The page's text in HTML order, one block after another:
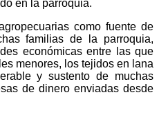
en la parroquia.
como fuente de
familias de la parroquia,
económicas entre las que
menores, los tejidos en lana
y sustento de muchas
de dinero enviadas desde